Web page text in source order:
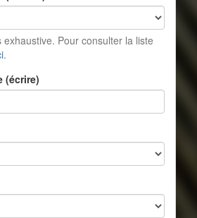
Pour consulter la liste
.
(écrire)